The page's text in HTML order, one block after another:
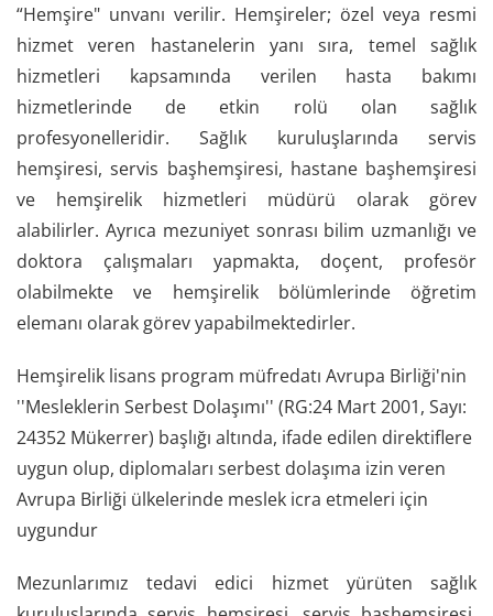
“Hemşire" unvanı verilir. Hemşireler; özel veya resmi
hizmet veren hastanelerin yanı sıra, temel sağlık
hizmetleri kapsamında verilen hasta bakımı
hizmetlerinde de etkin rolü olan sağlık
profesyonelleridir. Sağlık kuruluşlarında servis
hemşiresi, servis başhemşiresi, hastane başhemşiresi
ve hemşirelik hizmetleri müdürü olarak görev
alabilirler. Ayrıca mezuniyet sonrası bilim uzmanlığı ve
doktora çalışmaları yapmakta, doçent, profesör
olabilmekte ve hemşirelik bölümlerinde öğretim
elemanı olarak görev yapabilmektedirler.
Hemşirelik lisans program müfredatı Avrupa Birliği'nin
''Mesleklerin Serbest Dolaşımı'' (RG:24 Mart 2001, Sayı:
24352 Mükerrer) başlığı altında, ifade edilen direktiflere
uygun olup, diplomaları serbest dolaşıma izin veren
Avrupa Birliği ülkelerinde meslek icra etmeleri için
uygundur
Mezunlarımız tedavi edici hizmet yürüten sağlık